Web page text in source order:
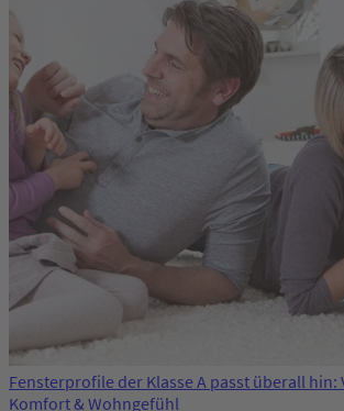
Fensterprofile der Klasse A passt überall hin:
Komfort & Wohngefühl